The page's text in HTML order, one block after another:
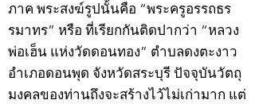
ภาค พระสงฆ์รูปนั้นคือ “พระครูอรรถธร
รมาทร” หรือ ที่เรียกกันติดปากว่า “หลวง
พ่อเฮ็น แห่งวัดดอนทอง” ตำบลดงตะงาว
อำเภอดอนพุด จังหวัดสระบุรี ปัจจุบันวัตถุ
มงคลของท่านถึงจะสร้างไว้ไม่เก่ามาก แต่